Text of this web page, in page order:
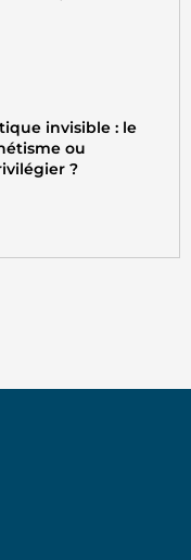
invisible : le
ou
?